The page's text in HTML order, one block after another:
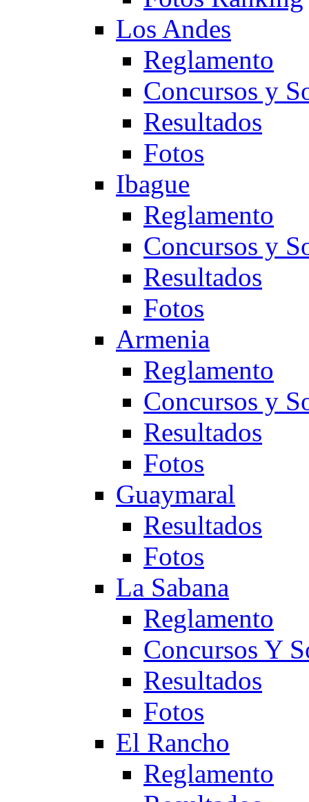
Los Andes
Reglamento
Concursos y
Resultados
Fotos
Ibague
Reglamento
Concursos y
Resultados
Fotos
Armenia
Reglamento
Concursos y
Resultados
Fotos
Guaymaral
Resultados
Fotos
La Sabana
Reglamento
Concursos Y
Resultados
Fotos
El Rancho
Reglamento